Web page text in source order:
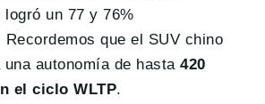
un 77 y 76%
que el SUV chino
una autonomía de hasta420
el ciclo WLTP.